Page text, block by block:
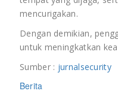
mencurigakan.
Dengan demikian,
untuk meningkatkan
Sumber : jurnalsecurity
Berita